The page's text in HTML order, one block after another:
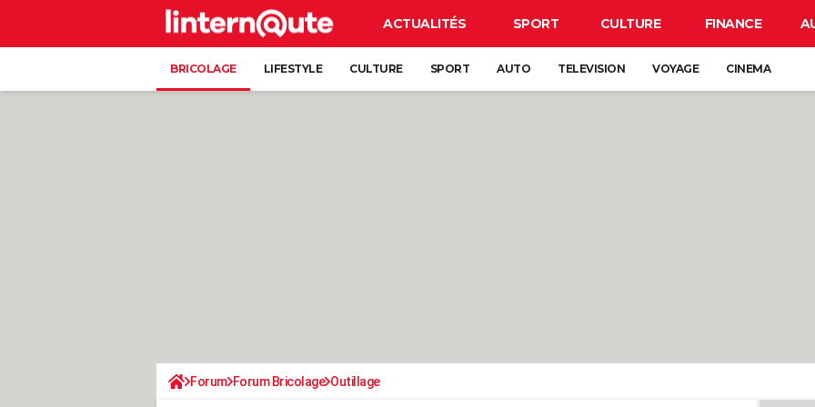
ACTUALITÉS SPORT CULTURE FINANCE
BRICOLAGE LIFESTYLE CULTURE SPORT AUTO TELEVISION VOYAGE CINEMA
Forum Forum Bricolage Outillage